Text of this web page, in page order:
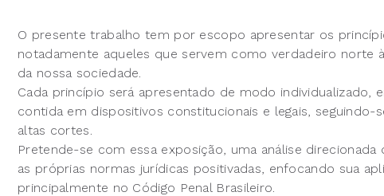
O presente trabalho tem por escopo apresentar os
notadamente aqueles que servem como verdadeiro norte
da nossa sociedade.
Cada princípio será apresentado de modo individualizado,
contida em dispositivos constitucionais e legais, seguindo-
altas cortes.
Pretende-se com essa exposição, uma análise
as próprias normas jurídicas positivadas, enfocando sua
principalmente no Código Penal Brasileiro.